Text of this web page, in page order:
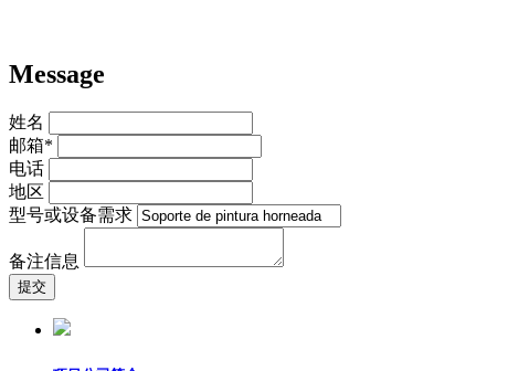
Message
姓名
邮箱*
电话
地区
型号或设备需求
备注信息